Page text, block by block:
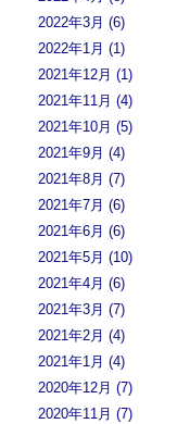
2022年3月 (6)
2022年1月 (1)
2021年12月 (1)
2021年11月 (4)
2021年10月 (5)
2021年9月 (4)
2021年8月 (7)
2021年7月 (6)
2021年6月 (6)
2021年5月 (10)
2021年4月 (6)
2021年3月 (7)
2021年2月 (4)
2021年1月 (4)
2020年12月 (7)
2020年11月 (7)